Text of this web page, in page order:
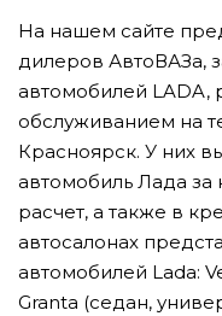
На нашем сайте
дилеров АвтоВАЗа,
автомобилей LADA,
обслуживанием на
Красноярск. У них
автомобиль Лада
расчет, а также в
автосалонах
автомобилей Lada:
Granta (седан,